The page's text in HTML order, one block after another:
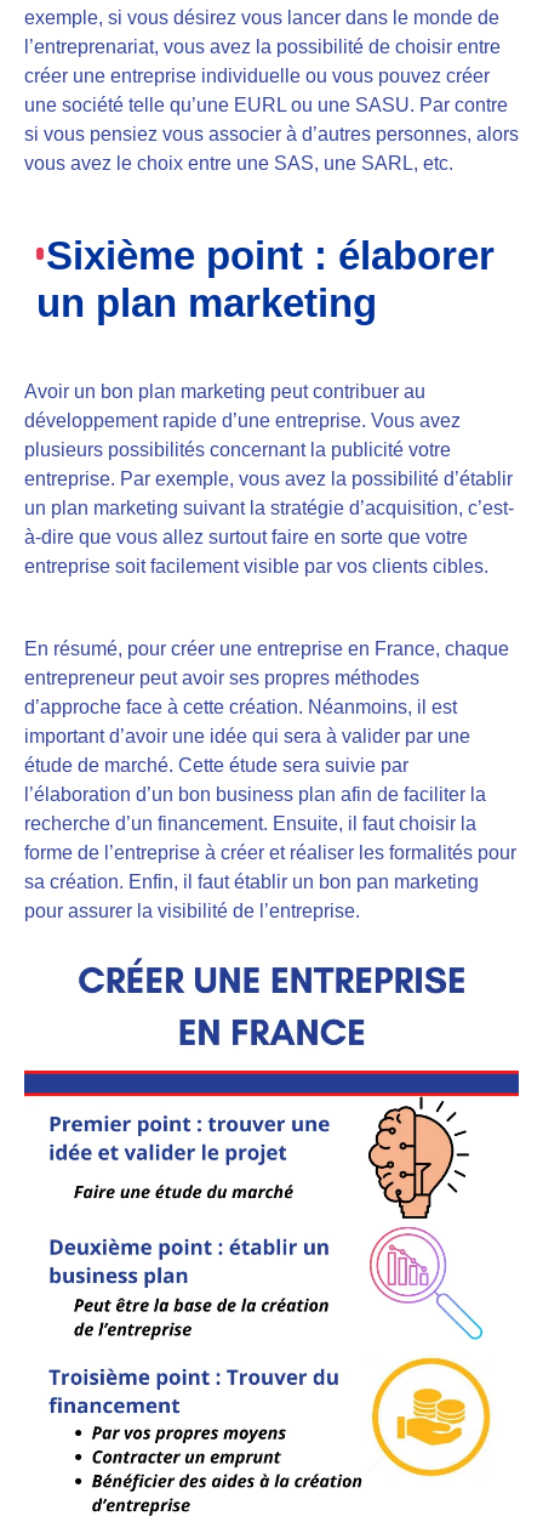
exemple, si vous désirez vous lancer dans le monde de
l’entreprenariat, vous avez la possibilité de choisir entre
créer une entreprise individuelle ou vous pouvez créer
une société telle qu’une EURL ou une SASU. Par contre
si vous pensiez vous associer à d’autres personnes, alors
vous avez le choix entre une SAS, une SARL, etc.
Sixième point : élaborer
un plan marketing
Avoir un bon plan marketing peutcontribuer au
développement rapide d’une entreprise. Vous avez
plusieurs possibilités concernant la publicité votre
entreprise. Par exemple, vous avez la possibilité d’établir
un plan marketing suivant la stratégie d’acquisition, c’est-
à-dire que vous allez surtout faire en sorte que votre
entreprise soit facilement visible par vos clients cibles.
En résumé, pour créer une entreprise en France, chaque
entrepreneur peut avoir ses propres méthodes
d’approche face à cette création. Néanmoins, il est
important d’avoir une idée qui sera à valider par une
étude de marché. Cette étude sera suivie par
l’élaboration d’un bon business plan afin de faciliter la
recherche d’un financement. Ensuite, il faut choisir la
forme de l’entreprise à créer et réaliser les formalités pour
sa création. Enfin, il faut établir un bon pan marketing
pour assurer la visibilité de l’entreprise.